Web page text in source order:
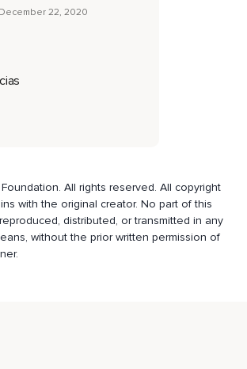
en tantas cosas,
del club de los madrugaderos o early
diario o cuaderno de notas y lo miras y
December 22, 2020
All rights reserved. All copyright
with the original creator. No part of this
distributed, or transmitted in any
without the prior written permission of